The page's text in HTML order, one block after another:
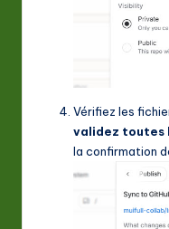
Vérifiez les
validez toutes
la confirmation